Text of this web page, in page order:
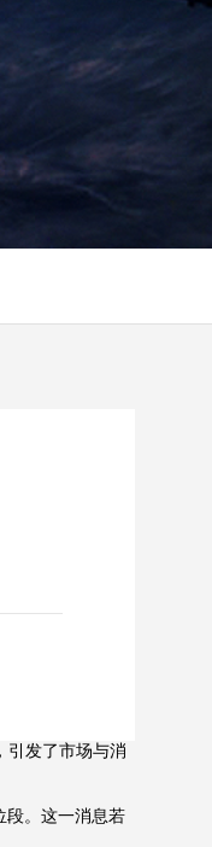
引发了市场与消
段。这一消息若